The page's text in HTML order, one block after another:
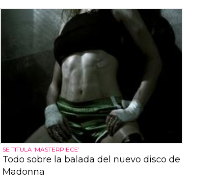
SE TITULA 'MASTERPIECE'
Todo sobre la balada del nuevo disco de
Madonna